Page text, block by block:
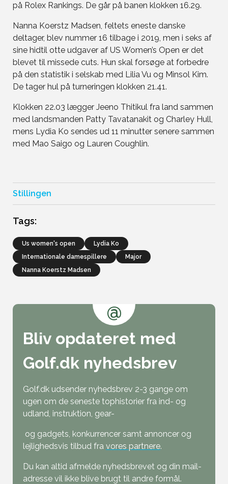
på Rolex Rankings. De går på banen klokken 16.29.
Nanna Koerstz Madsen, feltets eneste danske
deltager, blev nummer 16 tilbage i 2019, men i seks af
sine hidtil otte udgaver af US Women’s Open er det
blevet til missede cuts. Hun skal forsøge at forbedre
på den statistik i selskab med Lilia Vu og Minsol Kim.
De tager hul på turneringen klokken 21.41.
Klokken 22.03 lægger Jeeno Thitikul fra land sammen
med landsmanden Patty Tavatanakit og Charley Hull,
mens Lydia Ko sendes ud 11 minutter senere sammen
med Mao Saigo og Lauren Coughlin.
Stillingen
Tags:
us women's open
Lydia Ko
Internationale damespillere
Major
Nanna Koerstz Madsen
@
Bliv opdateret med
Golf.dk nyhedsbrev
Golf.dk udsender nyhedsbrev 2-3 gange om
ugen om de seneste tophistorier fra ind- og
udland, instruktion, gear-
og gadgets, konkurrencer samt annoncer og
lejlighedsvis tilbud fra vores partnere.
Du kan altid afmelde nyhedsbrevet og din mail-
adresse vil ikke blive brugt til andre formål.